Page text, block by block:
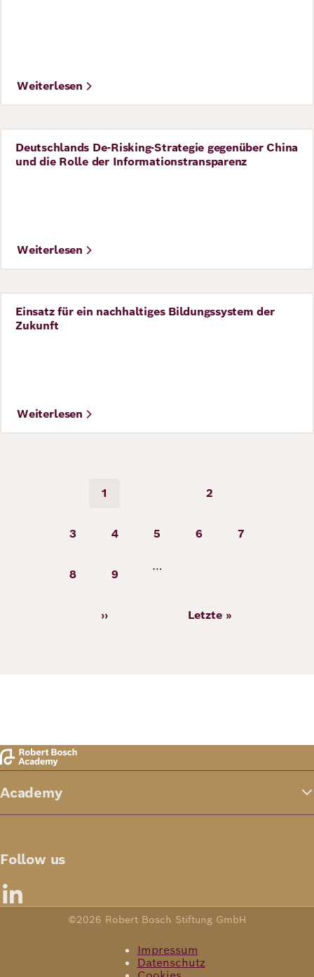
Weiterlesen
Perspective
Deutschlands De-Risking-Strategie gegenüber China
und die Rolle der Informationstransparenz
Weiterlesen
Perspective
Einsatz für ein nachhaltiges Bildungssystem der
Zukunft
Weiterlesen
Seite
1 Seite
2
Seite
3 Seite
4 Seite
5 Seite
6 Seite
7
Seite
8 Seite
9
…
Nächste
››
Letzte
Letzte »
Academy
Follow us
©2026 Robert Bosch Stiftung GmbH
Impressum
Datenschutz